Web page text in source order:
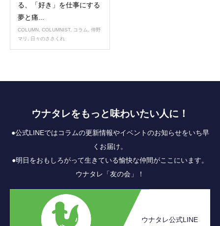
る、「好き」を仕事にする
夢と痛...
COLUMN, COLUMNIST, コラム, 仲野
マリ , 日々のささくれ
ウナタレをもっと味わいたい人に！
●公式LINEではコラムの更新情報やイベントのお知らせをいち早
くお届け。
●明日をおもしろがって生きている愉快な仲間がここにいます。
ウナタレ「友の会」！
ウナタレ公式LINE